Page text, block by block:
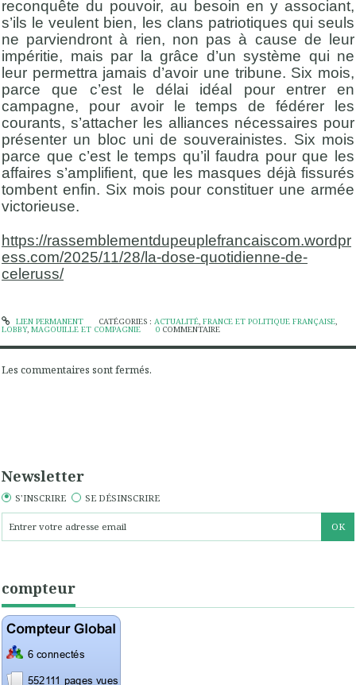
reconquête du pouvoir, au besoin en y associant,
s’ils le veulent bien, les clans patriotiques qui seuls
ne parviendront à rien, non pas à cause de leur
impéritie, mais par la grâce d’un système qui ne
leur permettra jamais d’avoir une tribune. Six mois,
parce que c’est le délai idéal pour entrer en
campagne, pour avoir le temps de fédérer les
courants, s’attacher les alliances nécessaires pour
présenter un bloc uni de souverainistes. Six mois
parce que c’est le temps qu’il faudra pour que les
affaires s’amplifient, que les masques déjà fissurés
tombent enfin. Six mois pour constituer une armée
victorieuse.
https://rassemblementdupeuplefrancaiscom.wordpr
ess.com/2025/11/28/la-dose-quotidienne-de-
celeruss/
LIEN PERMANENT CATÉGORIES : ACTUALITÉ, FRANCE ET POLITIQUE FRANÇAISE,
LOBBY, MAGOUILLE ET COMPAGNIE 0 COMMENTAIRE
Les commentaires sont fermés.
Newsletter
S'INSCRIRE SE DÉSINSCRIRE
compteur